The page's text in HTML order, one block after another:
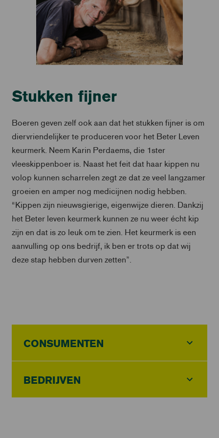
Stukken fijner
Boeren geven zelf ook aan dat het stukken fijner is om
diervriendelijker te produceren voor het Beter Leven
keurmerk. Neem Karin Perdaems, die 1ster
vleeskippenboer is. Naast het feit dat haar kippen nu
volop kunnen scharrelen zegt ze dat ze veel langzamer
groeien en amper nog medicijnen nodig hebben.
“Kippen zijn nieuwsgierige, eigenwijze dieren. Dankzij
het Beter leven keurmerk kunnen ze nu weer écht kip
zijn en dat is zo leuk om te zien. Het keurmerk is een
aanvulling op ons bedrijf, ik ben er trots op dat wij
deze stap hebben durven zetten”.
CONSUMENTEN
BEDRIJVEN